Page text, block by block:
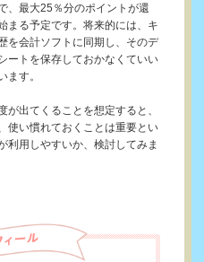
、最大25％分のポイントが還
まる予定です。将来的には、キ
を会計ソフトに同期し、そのデ
ートを保存しておかなくていい
ます。
出てくることを想定すると、
使い慣れておくことは重要とい
利用しやすいか、検討してみま